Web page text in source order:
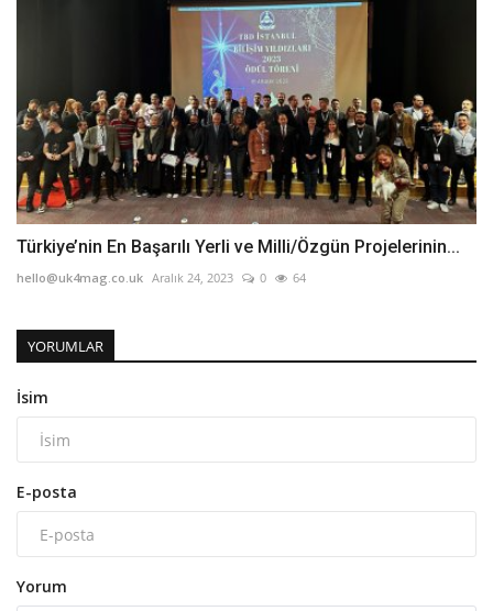
Türkiye’nin En Başarılı Yerli ve Milli/Özgün Projelerinin...
hello@uk4mag.co.uk Aralık 24, 2023 0 64
YORUMLAR
İsim
E-posta
Yorum